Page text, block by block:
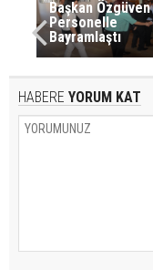
Başkan Özgüven
Personelle
Bayramlaştı
HABERE YORUM KAT